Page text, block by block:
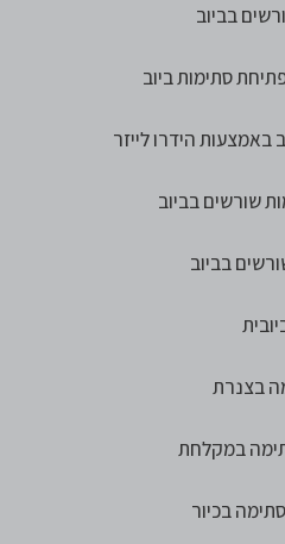
בביוב
סתימות ביוב
באמצעות הידרו לייזר
שורשים בביוב
בביוב
בצנרת
במקלחת
בכיור